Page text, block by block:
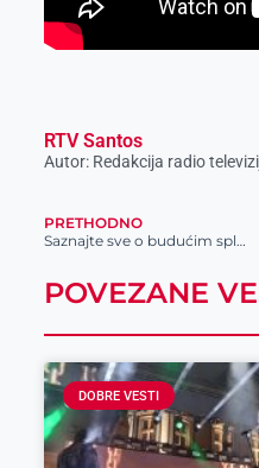
RTV Santos
Autor: Redakcija radio
PRETHODNO
Saznajte sve o budućim splavovima u Zrenjaninu
POVEZANE
DOBRE VESTI